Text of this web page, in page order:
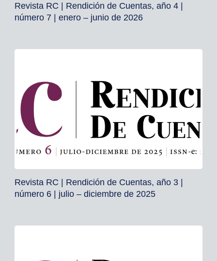
Revista RC | Rendición de Cuentas, año 4 |
número 7 | enero – junio de 2026
Revista RC | Rendición de Cuentas, año 3 |
número 6 | julio – diciembre de 2025